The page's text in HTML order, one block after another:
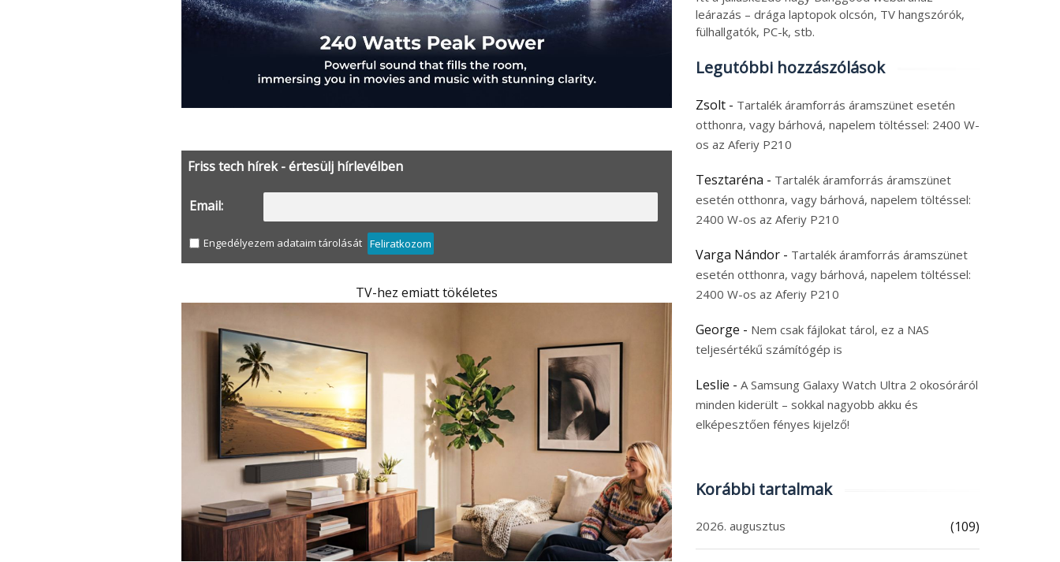
Friss tech hírek - értesülj hírlevélben
Email:
Engedélyezem adataim tárolását Feliratkozom
TV-hez emiatt tökéletes
leárazás – drága laptopok olcsón, TV hangszórók,
fülhallgatók, PC-k, stb.
Legutóbbi hozzászólások
Zsolt - Tartalék áramforrás áramszünet esetén
otthonra, vagy bárhová, napelem töltéssel: 2400 W-
os az Aferiy P210
Tesztaréna - Tartalék áramforrás áramszünet
esetén otthonra, vagy bárhová, napelem töltéssel:
2400 W-os az Aferiy P210
Varga Nándor - Tartalék áramforrás áramszünet
esetén otthonra, vagy bárhová, napelem töltéssel:
2400 W-os az Aferiy P210
George - Nem csak fájlokat tárol, ez a NAS
teljesértékű számítógép is
Leslie - A Samsung Galaxy Watch Ultra 2 okosóráról
minden kiderült – sokkal nagyobb akku és
elképesztően fényes kijelző!
Korábbi tartalmak
2026. augusztus (109)